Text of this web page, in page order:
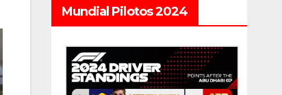
Mundial Pilotos 2024